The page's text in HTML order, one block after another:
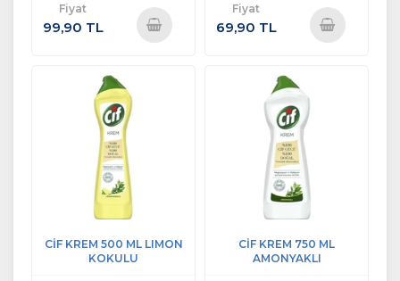
Fiyat
99,90 TL
Fiyat
69,90 TL
CİF KREM 500 ML LIMON
KOKULU
CİF KREM 750 ML
AMONYAKLI